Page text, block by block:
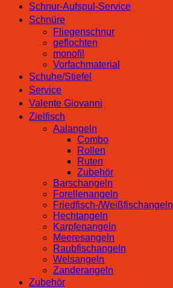
Schnur-Aufspul-Service
Schnüre
Fliegenschnur
geflochten
monofil
Vorfachmaterial
Schuhe/Stiefel
Service
Valente Giovanni
Zielfisch
Aalangeln
Combo
Rollen
Ruten
Zubehör
Barschangeln
Forellenangeln
Friedfisch-/Weißfischangeln
Hechtangeln
Karpfenangeln
Meeresangeln
Raubfischangeln
Welsangeln
Zanderangeln
Zubehör